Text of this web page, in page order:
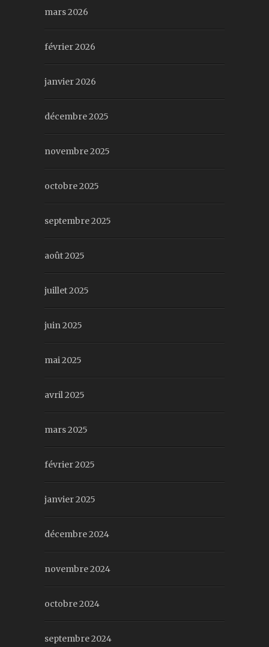
mars 2026
février 2026
janvier 2026
décembre 2025
novembre 2025
octobre 2025
septembre 2025
août 2025
juillet 2025
juin 2025
mai 2025
avril 2025
mars 2025
février 2025
janvier 2025
décembre 2024
novembre 2024
octobre 2024
septembre 2024